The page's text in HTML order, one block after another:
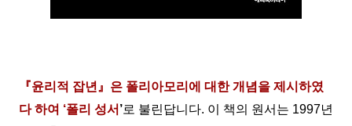
『윤리적 잡년 』 은 폴리아모리에 대한 개념을 제시하였
다 하여 ‘폴리 성서 ’로 불린답니다. 이 책의 원서는 1997년